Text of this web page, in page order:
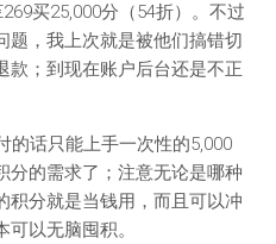
买25,000分（54折）。不过
题，我上次就是被他们搞错切
款；到现在账户后台还是不正
的话只能上手一次性的5,000
分的需求了；注意无论是哪种
积分就是当钱用，而且可以冲
以无脑囤积。